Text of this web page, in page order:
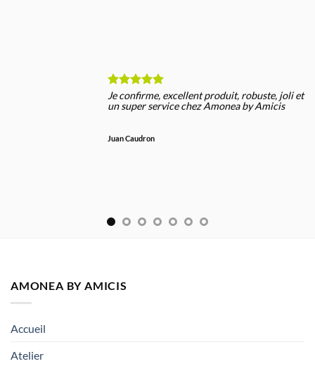
Je confirme, excellent produit, robuste, joli et
un super service chez Amonea by Amicis
Juan Caudron
AMONEA BY AMICIS
Accueil
Atelier